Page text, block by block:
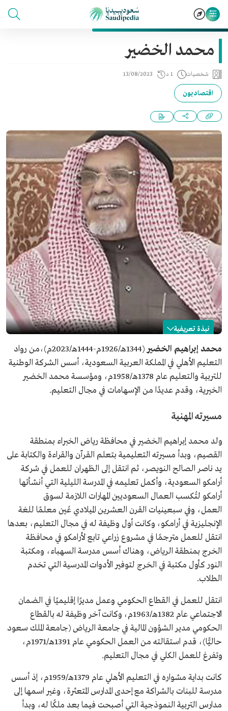
محمد الخضير
شخصيات 1 د 13/08/2023
اقتصاديون
نبذة تعريفية
محمد الخضير
الاسم
محمد الخضير.
التصنيف
أحد رواد التعليم الأهلي في السعودية.
تاريخ الميلاد
1926م.
محمد إبراهيم الخضير
(1344هـ/1926م-1444هـ/2023م)،من رواد
التعليم الأهلي في المملكة العربية السعودية، أسس الشركة الوطنية
للتربية والتعليم عام 1378هـ/1958م، ومؤسسة محمد الخضير
الخيرية، وقدم عديدًا من الإسهامات في مجال التعليم.
مسيرته المهنية
ولد محمد إبراهيم الخضير في محافظة رياض الخبراء بمنطقة
القصيم، وبدأ مسيرته التعليمية بتعلم القرآن والقراءة والكتابة على
يد ناصر الصالح النويصر، ثم انتقل إلى الظهران للعمل في شركة
أرامكو السعودية، وأكمل تعليمه في المدرسة الليلية التي أنشأتها
أرامكو لتُكسب العمال السعوديين المهارات اللازمة لسوق
العمل، وفي سبعينيات القرن العشرين الميلادي عُين معلمًا للغة
الإنجليزية في أرامكو، وكانت أول وظيفة له في مجال التعليم، بعدها
انتقل للعمل مترجمًا في مشروع زراعي تابع لأرامكو في محافظة
الخرج بمنطقة الرياض، وهناك أسس مدرسة السهباء، ومكتبة
النور كأول مكتبة في الخرج لتوفير الأدوات المدرسية التي تخدم
الطلاب.
انتقل للعمل في القطاع الحكومي وعمل مديرًا إقليميًا في الضمان
الاجتماعي عام 1382هـ/1963م، وكانت آخر وظيفة له بالقطاع
الحكومي مدير الشؤون المالية في جامعة الرياض (جامعة الملك سعود
حاليًّا)، قدم استقالته من العمل الحكومي عام 1391هـ/1971م،
وتفرغ للعمل الكلي في مجال التعليم.
كانت بداية مشواره في التعليم الأهلي عام 1379هـ/1959م، إذ أسس
مدرسة للبنات بالشراكة مع إحدى المدارس المتعثرة، وغير اسمها إلى
مدارس التربية النموذجية التي أصبحت فيما بعد ملكًا له، وبدأ